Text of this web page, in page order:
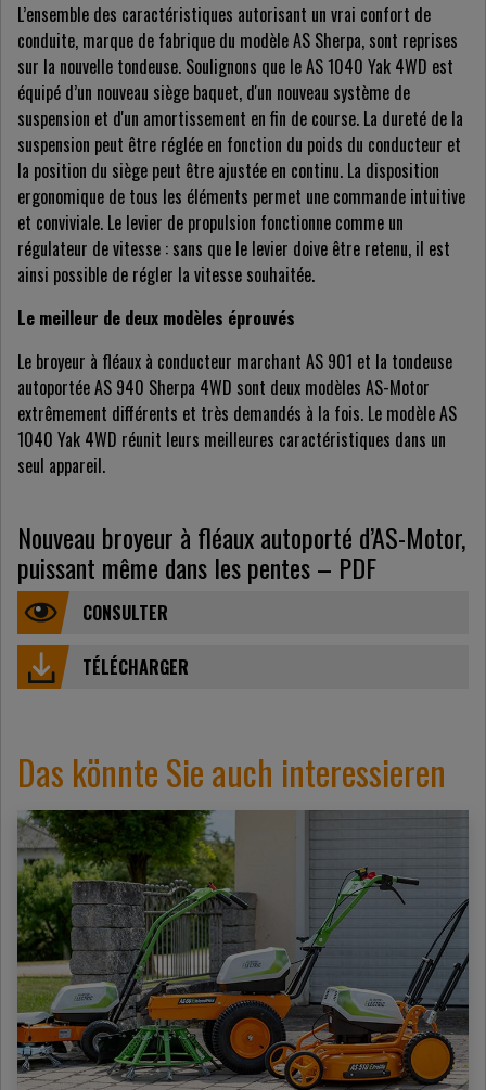
L’ensemble des caractéristiques autorisant un vrai confort de
conduite, marque de fabrique du modèle AS Sherpa, sont reprises
sur la nouvelle tondeuse. Soulignons que le AS 1040 Yak 4WD est
équipé d’un nouveau siège baquet, d'un nouveau système de
suspension et d'un amortissement en fin de course. La dureté de la
suspension peut être réglée en fonction du poids du conducteur et
la position du siège peut être ajustée en continu. La disposition
ergonomique de tous les éléments permet une commande intuitive
et conviviale. Le levier de propulsion fonctionne comme un
régulateur de vitesse : sans que le levier doive être retenu, il est
ainsi possible de régler la vitesse souhaitée.
Le meilleur de deux modèles éprouvés
Le broyeur à fléaux à conducteur marchant AS 901 et la tondeuse
autoportée AS 940 Sherpa 4WD sont deux modèles AS-Motor
extrêmement différents et très demandés à la fois. Le modèle AS
1040 Yak 4WD réunit leurs meilleures caractéristiques dans un
seul appareil.
Nouveau broyeur à fléaux autoporté d’AS-Motor,
puissant même dans les pentes – PDF
CONSULTER
TÉLÉCHARGER
Das könnte Sie auch interessieren